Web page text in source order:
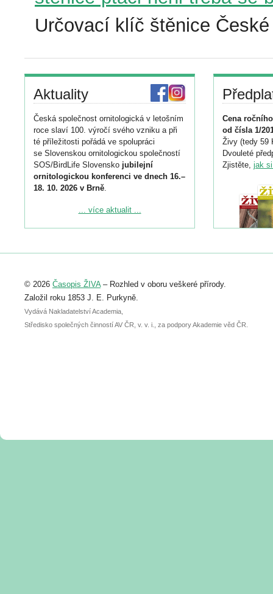
Určovací klíč štěnice
Aktuality
Česká společnost ornitologická v letošním
roce slaví 100. výročí svého vzniku a při
té příležitosti pořádá ve spolupráci
se Slovenskou ornitologickou společností
SOS/BirdLife Slovensko jubilejní
ornitologickou konferenci ve dnech 16.–
18. 10. 2026 v Brně.
Podrobnější informace ke konferenci
Registrovat se můžete do 6. září.
abstraktu přihlášené přednášky nebo
posteru je už 30. června.
... více aktualit ...
Cena
od čísla 1/
Živy (tedy 59
Dvouleté
Zjistěte, jak
© 2026 Časopis ŽIVA– Rozhled v oboru veškeré přírody.
Založil roku 1853 J. E. Purkyně.
Vydává Nakladatelství Academia,
Středisko společných činností AV ČR, v. v. i., za podpory Akademie věd ČR.